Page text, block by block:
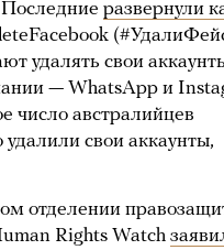
Последние развернули
удалять свои
— WhatsApp и
число австралийцев
удалили свои аккаунты,
отделении
Rights Watch